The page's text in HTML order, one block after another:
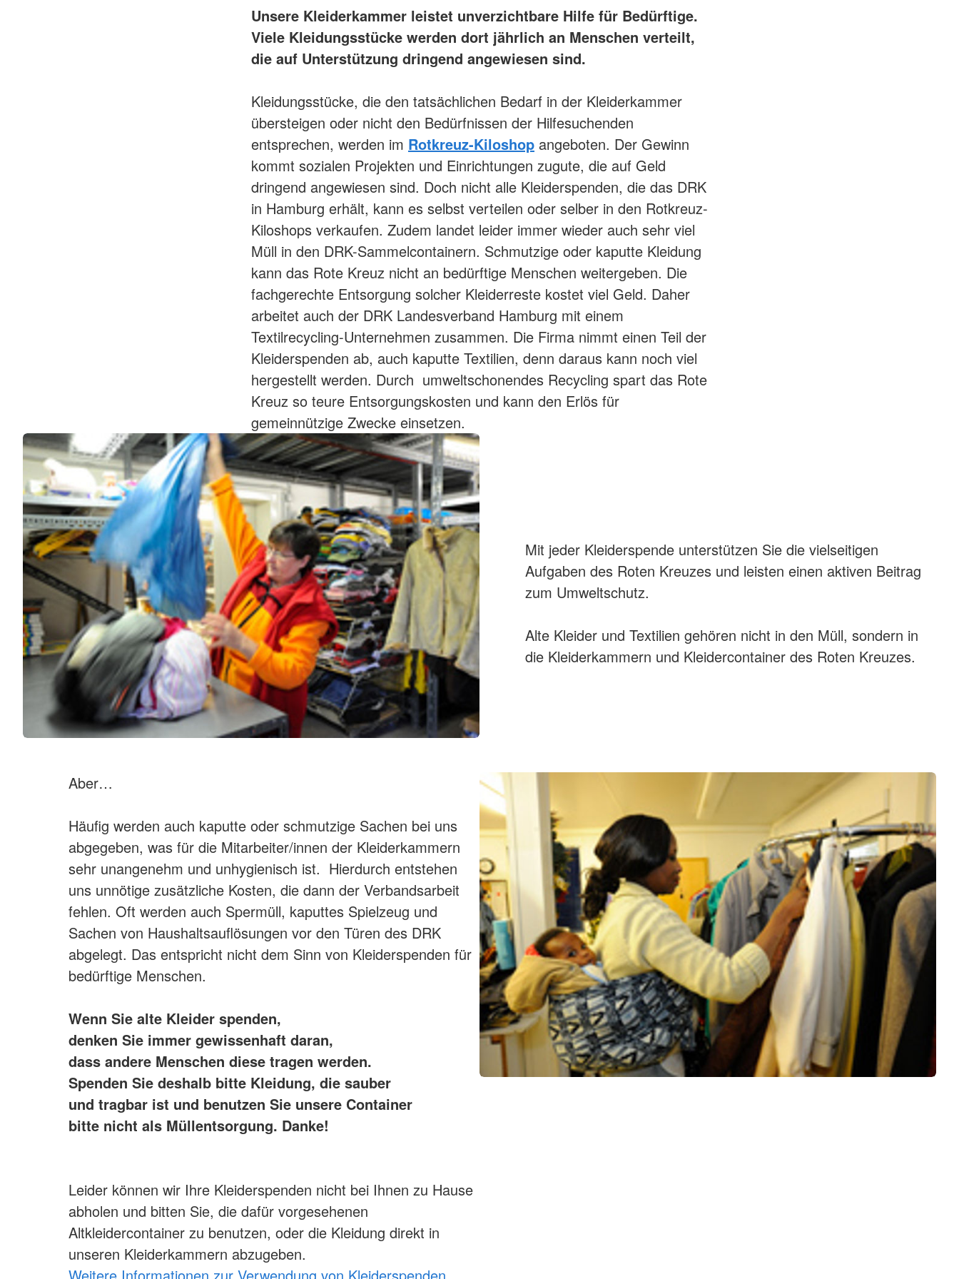
Unsere Kleiderkammer leistet unverzichtbare Hilfe für Bedürftige.
Viele Kleidungsstücke werden dort jährlich an Menschen verteilt,
die auf Unterstützung dringend angewiesen sind.
Kleidungsstücke, die den tatsächlichen Bedarf in der Kleiderkammer
übersteigen oder nicht den Bedürfnissen der Hilfesuchenden
entsprechen, werden im Rotkreuz-Kiloshop angeboten. Der Gewinn
kommt sozialen Projekten und Einrichtungen zugute, die auf Geld
dringend angewiesen sind. Doch nicht alle Kleiderspenden, die das DRK
in Hamburg erhält, kann es selbst verteilen oder selber in den Rotkreuz-
Kiloshops verkaufen. Zudem landet leider immer wieder auch sehr viel
Müll in den DRK-Sammelcontainern. Schmutzige oder kaputte Kleidung
kann das Rote Kreuz nicht an bedürftige Menschen weitergeben. Die
fachgerechte Entsorgung solcher Kleiderreste kostet viel Geld. Daher
arbeitet auch der DRK Landesverband Hamburg mit einem
Textilrecycling-Unternehmen zusammen. Die Firma nimmt einen Teil der
Kleiderspenden ab, auch kaputte Textilien, denn daraus kann noch viel
hergestellt werden. Durch umweltschonendes Recycling spart das Rote
Kreuz so teure Entsorgungskosten und kann den Erlös für
gemeinnützige Zwecke einsetzen.
Mit jeder Kleiderspende unterstützen Sie die vielseitigen
Aufgaben des Roten Kreuzes und leisten einen aktiven Beitrag
zum Umweltschutz.
Alte Kleider und Textilien gehören nicht in den Müll, sondern in
die Kleiderkammern und Kleidercontainer des Roten Kreuzes.
Aber…
Häufig werden auch kaputte oder schmutzige Sachen bei uns
abgegeben, was für die Mitarbeiter/innen der Kleiderkammern
sehr unangenehm und unhygienisch ist. Hierdurch entstehen
uns unnötige zusätzliche Kosten, die dann der Verbandsarbeit
fehlen. Oft werden auch Spermüll, kaputtes Spielzeug und
Sachen von Haushaltsauflösungen vor den Türen des DRK
abgelegt. Das entspricht nicht dem Sinn von Kleiderspenden für
bedürftige Menschen.
Wenn Sie alte Kleider spenden,
denken Sie immer gewissenhaft daran,
dass andere Menschen diese tragen werden.
Spenden Sie deshalb bitte Kleidung, die sauber
und tragbar ist und benutzen Sie unsere Container
bitte nicht als Müllentsorgung. Danke!
Leider können wir Ihre Kleiderspenden nicht bei Ihnen zu Hause
abholen und bitten Sie, die dafür vorgesehenen
Altkleidercontainer zu benutzen, oder die Kleidung direkt in
unseren Kleiderkammern abzugeben.